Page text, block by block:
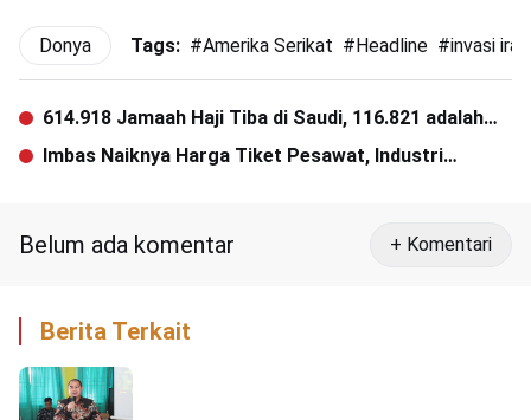
Donya Tags: #Amerika Serikat #Headline #invasi irak
614.918 Jamaah Haji Tiba di Saudi, 116.821 adalah
Jamaah Haji Indonesia
Imbas Naiknya Harga Tiket Pesawat, Industri
Belum ada komentar + Komentari
Berita Terkait